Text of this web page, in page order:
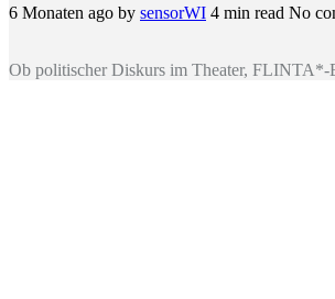
6 Monaten ago by sensorWI 4 min read No
Ob politischer Diskurs im Theater, FLINTA*-